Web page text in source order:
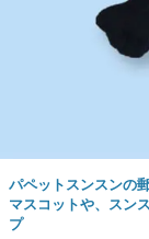
パペットスンスンの
マスコットや、スン
プ